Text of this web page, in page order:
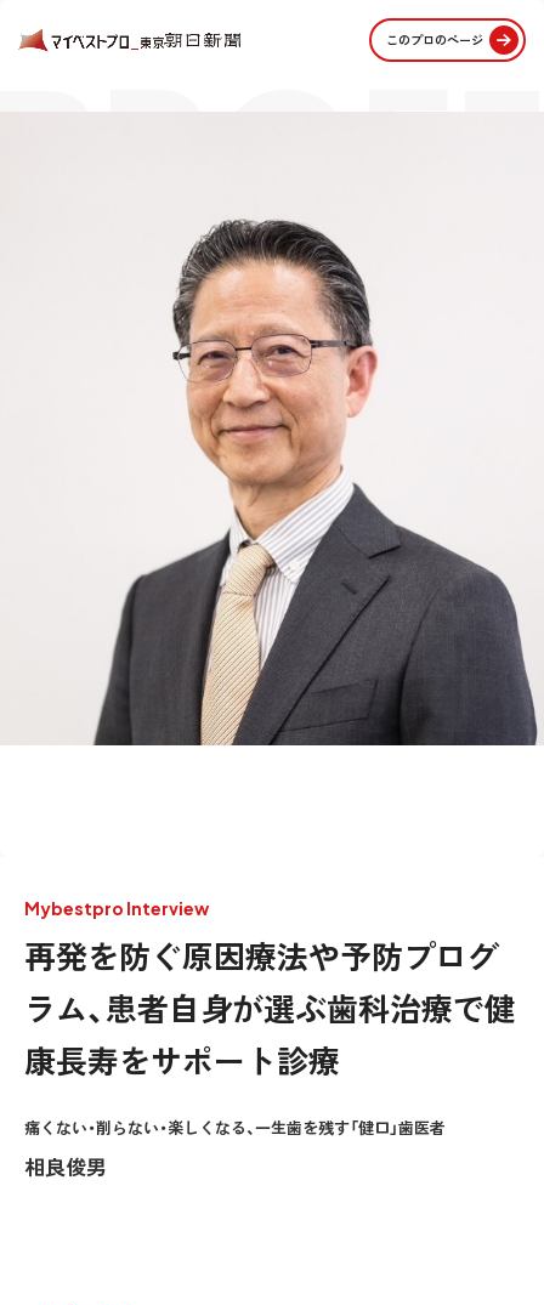
このプロのページ
Mybestpro Interview
再発を防ぐ原因療法や予防プログ
ラム、患者自身が選ぶ歯科治療で健
康長寿をサポート診療
痛くない・削らない・楽しくなる、一生歯を残す「健口」歯医者
相良俊男